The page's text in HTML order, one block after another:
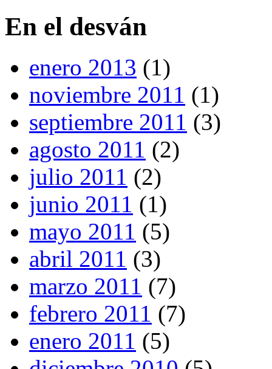
En el desván
enero 2013 (1)
noviembre 2011 (1)
septiembre 2011 (3)
agosto 2011 (2)
julio 2011 (2)
junio 2011 (1)
mayo 2011 (5)
abril 2011 (3)
marzo 2011 (7)
febrero 2011 (7)
enero 2011 (5)